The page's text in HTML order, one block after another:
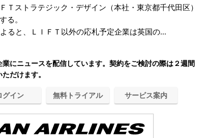
Ｔストラテジック・デザイン（本社・東京都千代田区）
る。
ると、ＬＩＦＴ以外の応札予定企業は英国の...
にニュースを配信しています。契約をご検討の際は２週間
だけます。
グイン 無料トライアル サービス案内